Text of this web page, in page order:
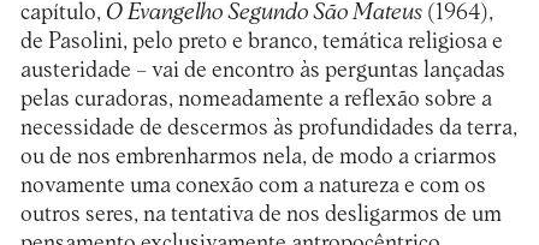
capítulo, O Evangelho Segundo São Mateus(1964),
de Pasolini, pelo preto e branco, temática religiosa e
austeridade – vai de encontro às perguntas lançadas
pelas curadoras, nomeadamente a reflexão sobre a
necessidade de descermos às profundidades da terra,
ou de nos embrenharmos nela, de modo a criarmos
novamente uma conexão com a natureza e com os
outros seres, na tentativa de nos desligarmos de um